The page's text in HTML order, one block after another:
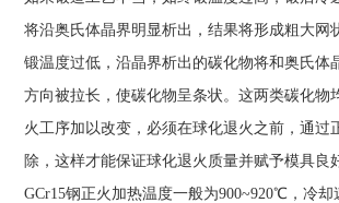
将沿奥氏体晶界明显析出，结果将形成粗大网
锻温度过低，沿晶界析出的碳化物将和奥氏体
方向被拉长，使碳化物呈条状。这两类碳化物
火工序加以改变，必须在球化退火之前，通过
除，这样才能保证球化退火质量并赋予模具良
GCr15钢正火加热温度一般为900~920℃，冷却